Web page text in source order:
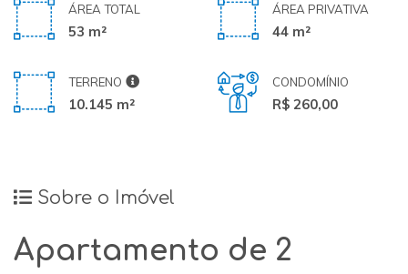
ÁREA TOTAL
53 m²
ÁREA PRIVATIVA
44 m²
TERRENO
10.145 m²
CONDOMÍNIO
R$ 260,00
Sobre o Imóvel
Apartamento de 2